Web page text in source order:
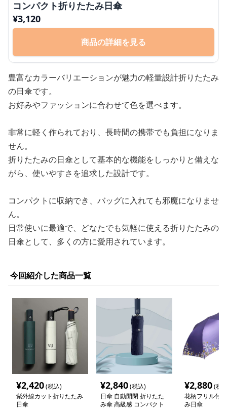
コンパクト折りたたみ日傘
¥3,120
商品の詳細を見る
豊富なカラーバリエーションが魅力の軽量設計折りたたみ
の日傘です。
お好みやファッションに合わせて色を選べます。
非常に軽く作られており、長時間の携帯でも負担になりま
せん。
折りたたみの日傘として基本的な機能をしっかりと備えな
がら、使いやすさを追求した設計です。
コンパクトに収納でき、バッグに入れても邪魔になりませ
ん。
日常使いに最適で、どなたでも気軽に使える折りたたみの
日傘として、多くの方に愛用されています。
今回紹介した商品一覧
¥2,420(税込)
紫外線カット折りたたみ
日傘
¥2,840(税込)
日傘 自動開閉 折りたた
み傘 高級感 コンパクト
¥2,880(税
花柄フリル付
み日傘